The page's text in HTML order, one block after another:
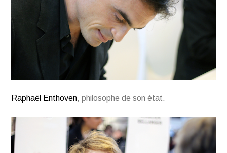
Raphaël Enthoven, philosophe de son état.